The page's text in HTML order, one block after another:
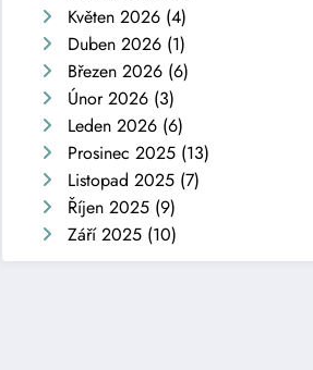
Květen 2026 (4)
Duben 2026 (1)
Březen 2026 (6)
Únor 2026 (3)
Leden 2026 (6)
Prosinec 2025 (13)
Listopad 2025 (7)
Říjen 2025 (9)
Září 2025 (10)